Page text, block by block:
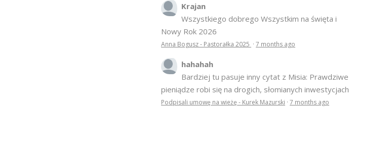
Krajan
Wszystkiego dobrego Wszystkim na święta i
Nowy Rok 2026
Anna Bogusz - Pastorałka 2025 · 7 months ago
hahahah
Bardziej tu pasuje inny cytat z Misia: Prawdziwe
pieniądze robi się na drogich, słomianych inwestycjach
Podpisali umowę na wieżę - Kurek Mazurski · 7 months ago